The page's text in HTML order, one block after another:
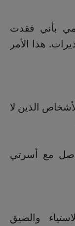
بأني فقدت
هذا الأمر
الذين لا
مع أسرتي
والضيق